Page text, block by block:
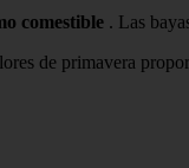
comestible . Las
de primavera